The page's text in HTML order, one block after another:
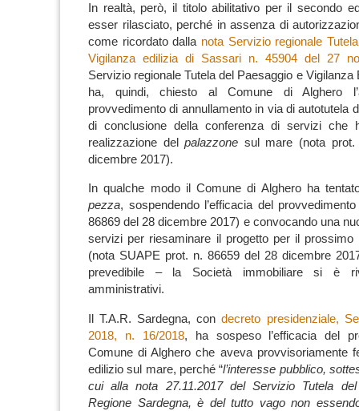
In realtà, però, il titolo abilitativo per il secondo
esser rilasciato, perché in assenza di
come ricordato dalla nota Servizio regionale
Vigilanza edilizia di Sassari n. 45904 del 27
Servizio regionale Tutela del Paesaggio e Vigilanza
ha, quindi, chiesto al Comune di Alghero
provvedimento di annullamento in via di autotutela
di conclusione della conferenza di servizi che
realizzazione delpalazzone sul mare (nota
dicembre 2017).
In qualche modo il Comune di Alghero ha
pezza, sospendendo l’efficacia del
86869 del 28 dicembre 2017) e convocando una
servizi per riesaminare il progetto per il prossimo
(nota SUAPE prot. n. 86659 del 28 dicembre
prevedibile – la Società immobiliare si è
amministrativi.
Il T.A.R. Sardegna, condecreto presidenziale,
2018, n. 16/2018, ha sospeso l’efficacia del
Comune di Alghero che aveva provvisoriamente
edilizio sul mare, perché “l’interesse pubblico,
cui alla nota 27.11.2017 del Servizio Tutela
Regione Sardegna, è del tutto vago non